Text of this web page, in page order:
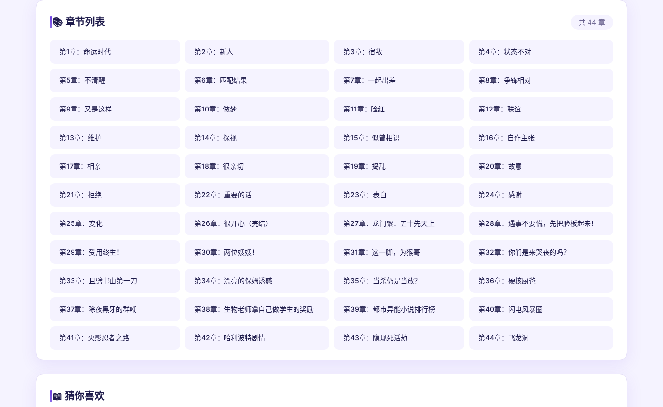
📚 章节列表 共 44 章
第1章：命运时代 第2章：新人 第3章：宿敌 第4章：状态不对
第5章：不清醒 第6章：匹配结果 第7章：一起出差 第8章：争锋相对
第9章：又是这样 第10章：做梦 第11章：脸红 第12章：联谊
第13章：维护 第14章：探视 第15章：似曾相识 第16章：自作主张
第17章：相亲 第18章：很亲切 第19章：捣乱 第20章：故意
第21章：拒绝 第22章：重要的话 第23章：表白 第24章：感谢
第25章：变化 第26章：很开心（完结） 第27章：龙门聚：五十先天上 第28章：遇事不要慌，先把脸板起来！
第29章：受用终生！ 第30章：两位嫂嫂！ 第31章：这一脚，为猴哥 第32章：你们是来哭丧的吗？
第33章：且劈书山第一刀 第34章：漂亮的保姆诱惑 第35章：当杀仍是当放？ 第36章：硬核厨爸
第37章：除夜黑牙的群嘲 第38章：生物老师拿自己做学生的奖励 第39章：都市异能小说排行榜 第40章：闪电风暴圈
第41章：火影忍者之路 第42章：哈利波特剧情 第43章：隐现死活劫 第44章：飞龙洞
📖 猜你喜欢